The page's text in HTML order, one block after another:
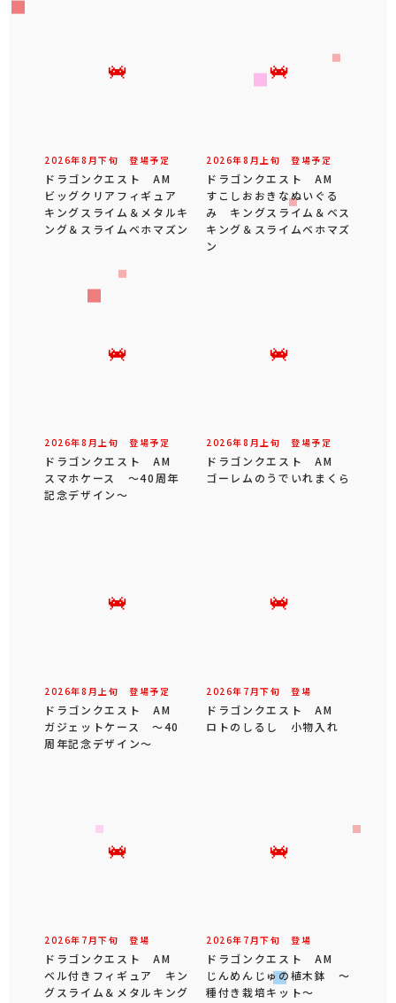
2026年8 月下旬 登場予定
ドラゴンクエスト AM
ビッグクリアフィギュア
キングスライム＆メタルキ
ング＆スライムベホマズン
2026年8 月 上旬 登場予定
ドラゴンクエスト AM
すこしおおきなぬいぐる
み キングスライム＆ベス
キング＆スライムベホマズ
ン
2026年8 月 上旬 登場予定
ドラゴンクエスト AM
スマホケース ～40周年
記念デザイン～
2026年8 月 上旬 登場予定
ドラゴンクエスト AM
ゴーレムのうでいれまくら
2026年8 月 上旬 登場予定
ドラゴンクエスト AM
ガジェットケース ～40
周年記念デザイン～
2026年 7 月下旬 登場
ドラゴンクエスト AM
ロトのしるし 小物入れ
2026年 7 月下旬 登場
ドラゴンクエスト AM
ベル付きフィギュア キン
グスライム＆メタルキング
2026年 7 月下旬 登場
ドラゴンクエスト AM
じんめんじゅの植木鉢 ～
種付き栽培キット～